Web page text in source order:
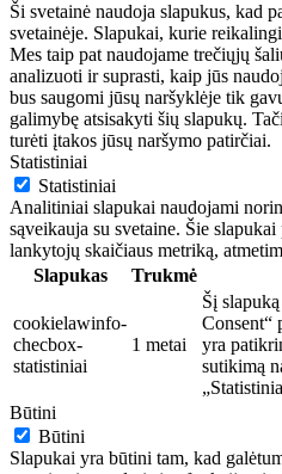
Ši svetainė naudoja slapukus, kad
svetainėje. Slapukai, kurie
Mes taip pat naudojame trečiųjų
analizuoti ir suprasti, kaip jūs
bus saugomi jūsų naršyklėje tik
galimybę atsisakyti šių slapukų.
turėti įtakos jūsų naršymo patirčiai.
Statistiniai
Statistiniai
Analitiniai slapukai naudojami
sąveikauja su svetaine. Šie
lankytojų skaičiaus metriką,
Slapukas
Trukmė
cookielawinfo-
checbox-
statistiniai
1 metai
Šį
Consent“
yra
sutikimą
Būtini
Būtini
Slapukai yra būtini tam, kad